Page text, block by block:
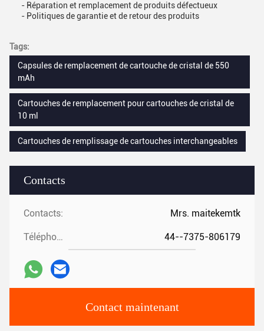
Contacts
Contacts: Mrs. maitekemtk
Téléphone: 44--7375-806179
Contact maintenant
- Réparation et remplacement de produits défectueux
- Politiques de garantie et de retour des produits
Tags:
Capsules de remplacement de cartouche de cristal de 550
mAh
Cartouches de remplacement pour cartouches de cristal de
10 ml
Cartouches de remplissage de cartouches interchangeables